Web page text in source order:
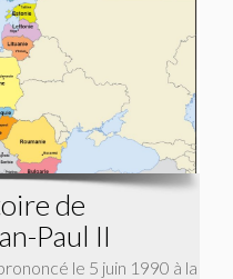
de
Paul II
le 5 juin 1990 à la